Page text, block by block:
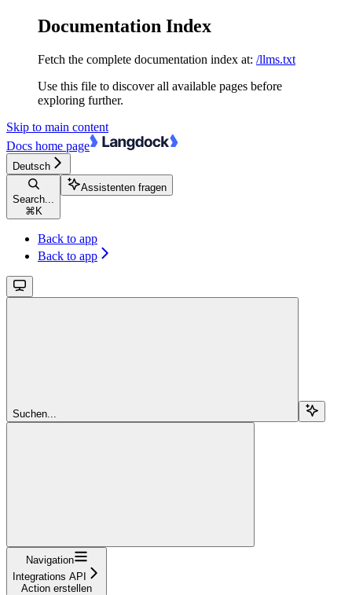
Documentation Index
Fetch the complete documentation index at: /llms.txt
Use this file to discover all available pages before
exploring further.
Skip to main content
Docs home page
Deutsch
Search...
⌘ K
Assistenten fragen
Back to app
Back to app
Suchen...
Navigation
Integrations API
Action erstellen